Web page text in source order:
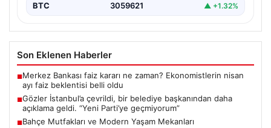
BTC 3059621 ▲ +1.32%
Son Eklenen Haberler
■Merkez Bankası faiz kararı ne zaman? Ekonomistlerin nisan
ayı faiz beklentisi belli oldu
■Gözler İstanbul’a çevrildi, bir belediye başkanından daha
açıklama geldi. “Yeni Parti’ye geçmiyorum”
■Bahçe Mutfakları ve Modern Yaşam Mekanları